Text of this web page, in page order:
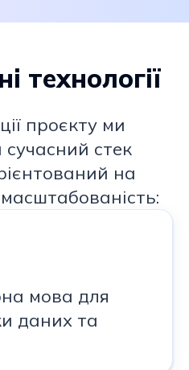
технології
проєкту ми
стек
на
мова для
даних та